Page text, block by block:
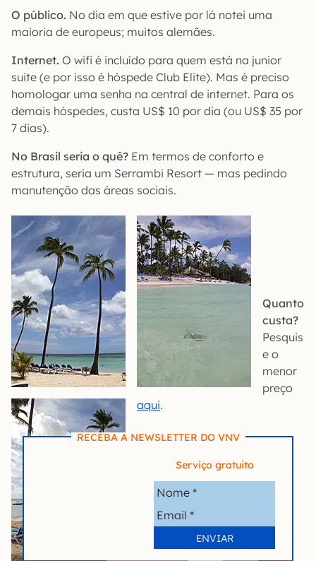
O público. No dia em que estive por lá notei uma
maioria de europeus; muitos alemães.
Internet. O wifi é incluído para quem está na junior
suite (e por isso é hóspede Club Elite). Mas é preciso
homologar uma senha na central de internet. Para os
demais hóspedes, custa US$ 10 por dia (ou US$ 35 por
7 dias).
No Brasil seria o quê? Em termos de conforto e
estrutura, seria um Serrambi Resort — mas pedindo
manutenção das áreas sociais.
Quanto
custa?
Pesquis
e o
menor
preço
aqui.
RECEBA A NEWSLETTER DO VNV
Serviço gratuito